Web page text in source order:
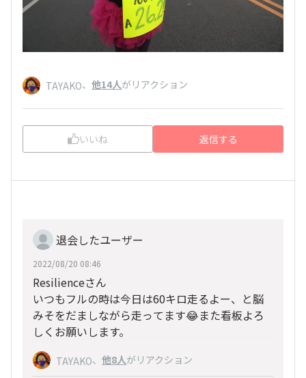
TAYAKO、 他14人がリアクション
いいね 返信する
退会したユーザー
2022/08/20 08:46
Resilienceさん
いつもフルの時は今日は60キロ走るよー、と脳
みそをだましながら走ってます😂また看板よろ
しくお願いします。
TAYAKO、 他8人がリアクション